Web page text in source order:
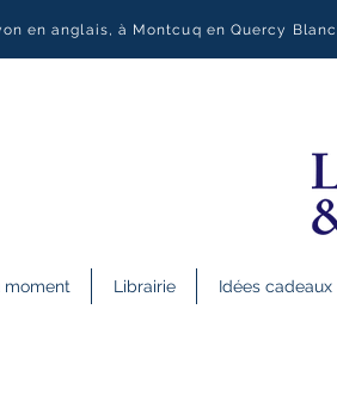
en anglais, à Montcuq en Quercy Blanc
moment Librairie Idées cadeaux